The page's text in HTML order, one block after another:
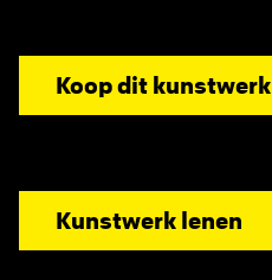
Koop dit kunstwerk
Kunstwerk lenen